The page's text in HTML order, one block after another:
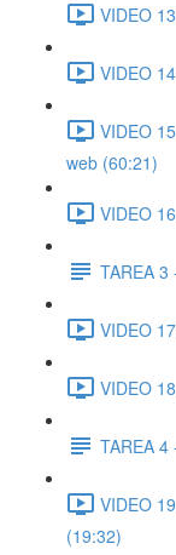
VIDEO
VIDEO
VIDEO
web (60:21)
VIDEO
TAREA 3
VIDEO
VIDEO
TAREA 4
VIDEO
(19:32)